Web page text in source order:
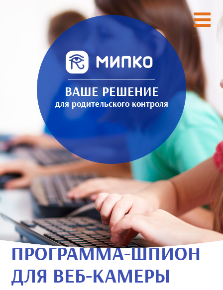
ВАШЕ РЕШЕНИЕ
для родительского контроля
ПРОГРАММА-ШПИОН
ДЛЯ ВЕБ-КАМЕРЫ